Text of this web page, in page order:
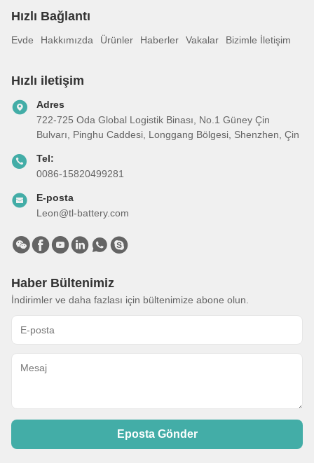
Hızlı Bağlantı
Evde Hakkımızda Ürünler Haberler Vakalar Bizimle İletişim
Hızlı iletişim
Adres
722-725 Oda Global Logistik Binası, No.1 Güney Çin
Bulvarı, Pinghu Caddesi, Longgang Bölgesi, Shenzhen, Çin
Tel:
0086-15820499281
E-posta
Leon@tl-battery.com
Haber Bültenimiz
İndirimler ve daha fazlası için bültenimize abone olun.
Eposta Gönder